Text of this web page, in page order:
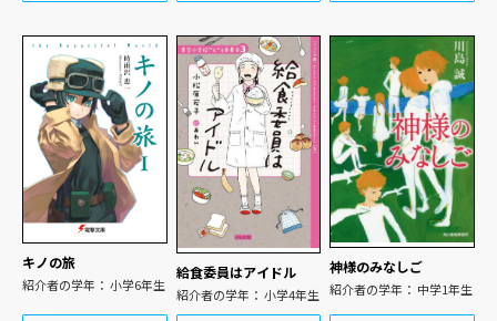
キノの旅
紹介者の学年： 小学6年生
給食委員はアイドル
紹介者の学年： 小学4年生
神様のみなしご
紹介者の学年： 中学1年生